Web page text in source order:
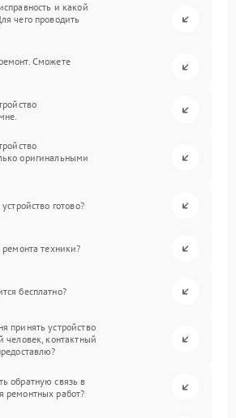
и какой
чего проводить
Сможете
оригинальными
готово?
ремонта техники?
бесплатно?
принять устройство
человек, контактный
обратную связь в
ремонтных работ?